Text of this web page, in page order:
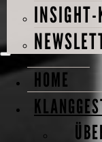
INSIGHT-
HOME